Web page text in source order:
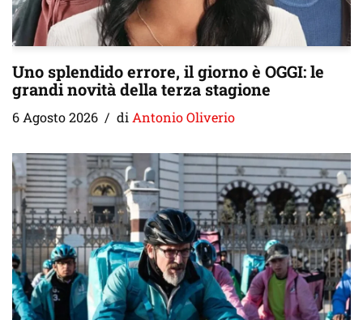
Uno splendido errore, il giorno è OGGI: le
grandi novità della terza stagione
6 Agosto 2026 diAntonio Oliverio